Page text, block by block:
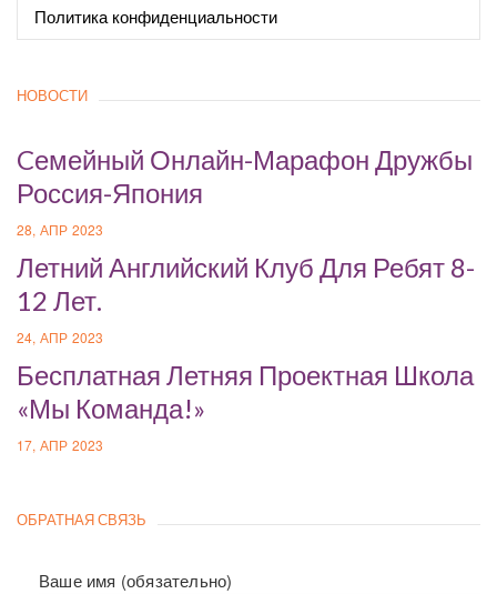
Политика конфиденциальности
НОВОСТИ
Cемейный Онлайн-Марафон Дружбы
Россия-Япония
28, АПР 2023
Летний Английский Клуб Для Ребят 8-
12 Лет.
24, АПР 2023
Бесплатная Летняя Проектная Школа
«Мы Команда!»
17, АПР 2023
ОБРАТНАЯ СВЯЗЬ
Ваше имя (обязательно)